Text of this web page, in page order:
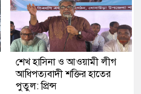
শেখ হাসিনা ও আওয়ামী লীগ
আধিপত্যবাদী শক্তির হাতের
পুতুল: প্রিন্স